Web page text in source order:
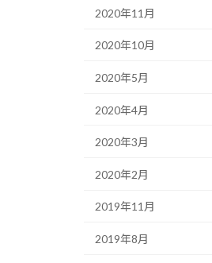
2020年11月
2020年10月
2020年5月
2020年4月
2020年3月
2020年2月
2019年11月
2019年8月